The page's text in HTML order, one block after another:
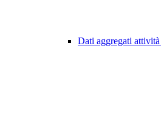
Dati aggregati